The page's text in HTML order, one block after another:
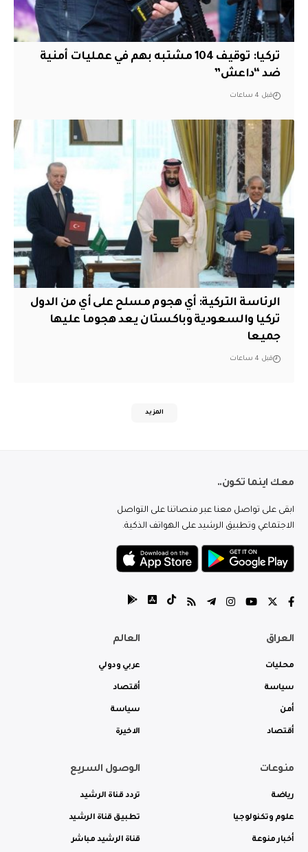
تركيا: توقيف 104 مشتبه بهم في عمليات أمنية
ضد “داعش”
قبل 4 ساعات
الرئاسة التركية: أي هجوم مسلح على أي من الدول
تركيا والسعودية وباكستان يعد هجوما عليها
جميعا
قبل 4 ساعات
المزيد
معك اينما تكون..
ابقى على تواصل معنا عبر منصاتنا على التواصل
الاجتماعي وتطبيق الرشيد على الهواتف الذكية.
العراق
محليات
سياسة
أمن
أقتصاد
العالم
عربي ودولي
أقتصاد
سياسة
الاخيرة
منوعات
رياضة
علوم وتكنولوجيا
أخبار منوعة
الوصول السريع
تردد قناة الرشيد
تطبيق قناة الرشيد
قناة الرشيد مباشر